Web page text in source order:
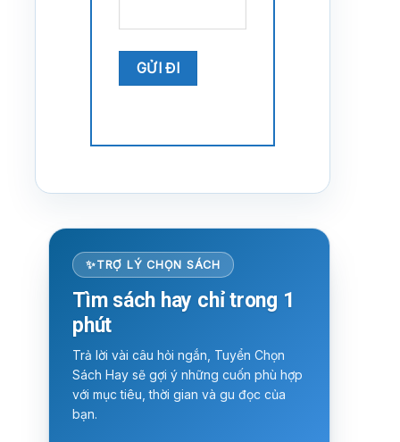
TRỢ LÝ CHỌN SÁCH
Tìm sách hay chỉ trong 1
phút
Trả lời vài câu hỏi ngắn, Tuyển Chọn
Sách Hay sẽ gợi ý những cuốn phù hợp
với mục tiêu, thời gian và gu đọc của
bạn.